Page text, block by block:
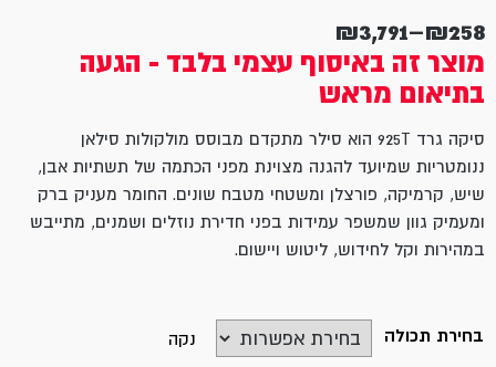
₪258
–
₪3,791
טווח
מחירים:
עד
מוצר זה באיסוף עצמי בלבד - הגעה
בתיאום מראש
סיקה גרד 925T הוא סילר מתקדם מבוסס מולקולות סילאן
ננומטריות שמיועד להגנה מצוינת מפני הכתמה של תשתיות אבן,
שיש, קרמיקה, פורצלן ומשטחי מטבח שונים. החומר מעניק ברק
ומעמיק גוון שמשפר עמידות בפני חדירת נוזלים ושמנים, מתייבש
במהירות וקל לחידוש, ליטוש ויישום.
בחירת תכולה נקה